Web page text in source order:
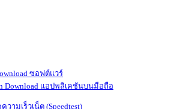
ซอฟต์แวร์
แอปพลิเคชันบนมือถือ
วามเร็วเน็ต (Speedtest)